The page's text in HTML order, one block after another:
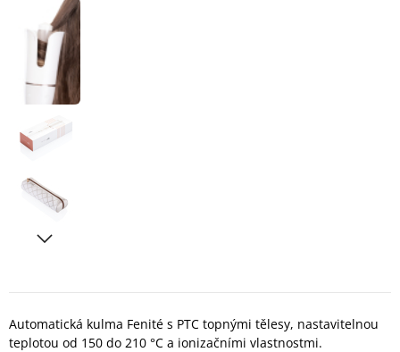
Automatická kulma Fenité s PTC topnými tělesy, nastavitelnou
teplotou od 150 do 210 °C a ionizačními vlastnostmi.